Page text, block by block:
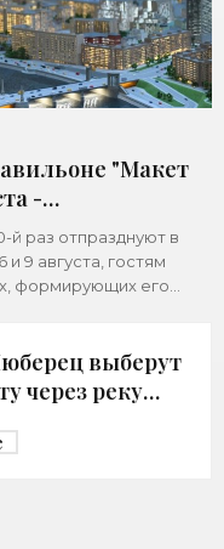
"Макет
-
й раз отпразднуют в
9 августа, гостям
формирующих его
выберут
через реку